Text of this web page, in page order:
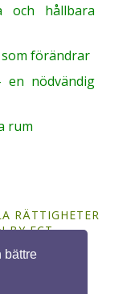
bättre
och hållbara
förändrar
en nödvändig
rum
RÄTTIGHETER
BYFCT.